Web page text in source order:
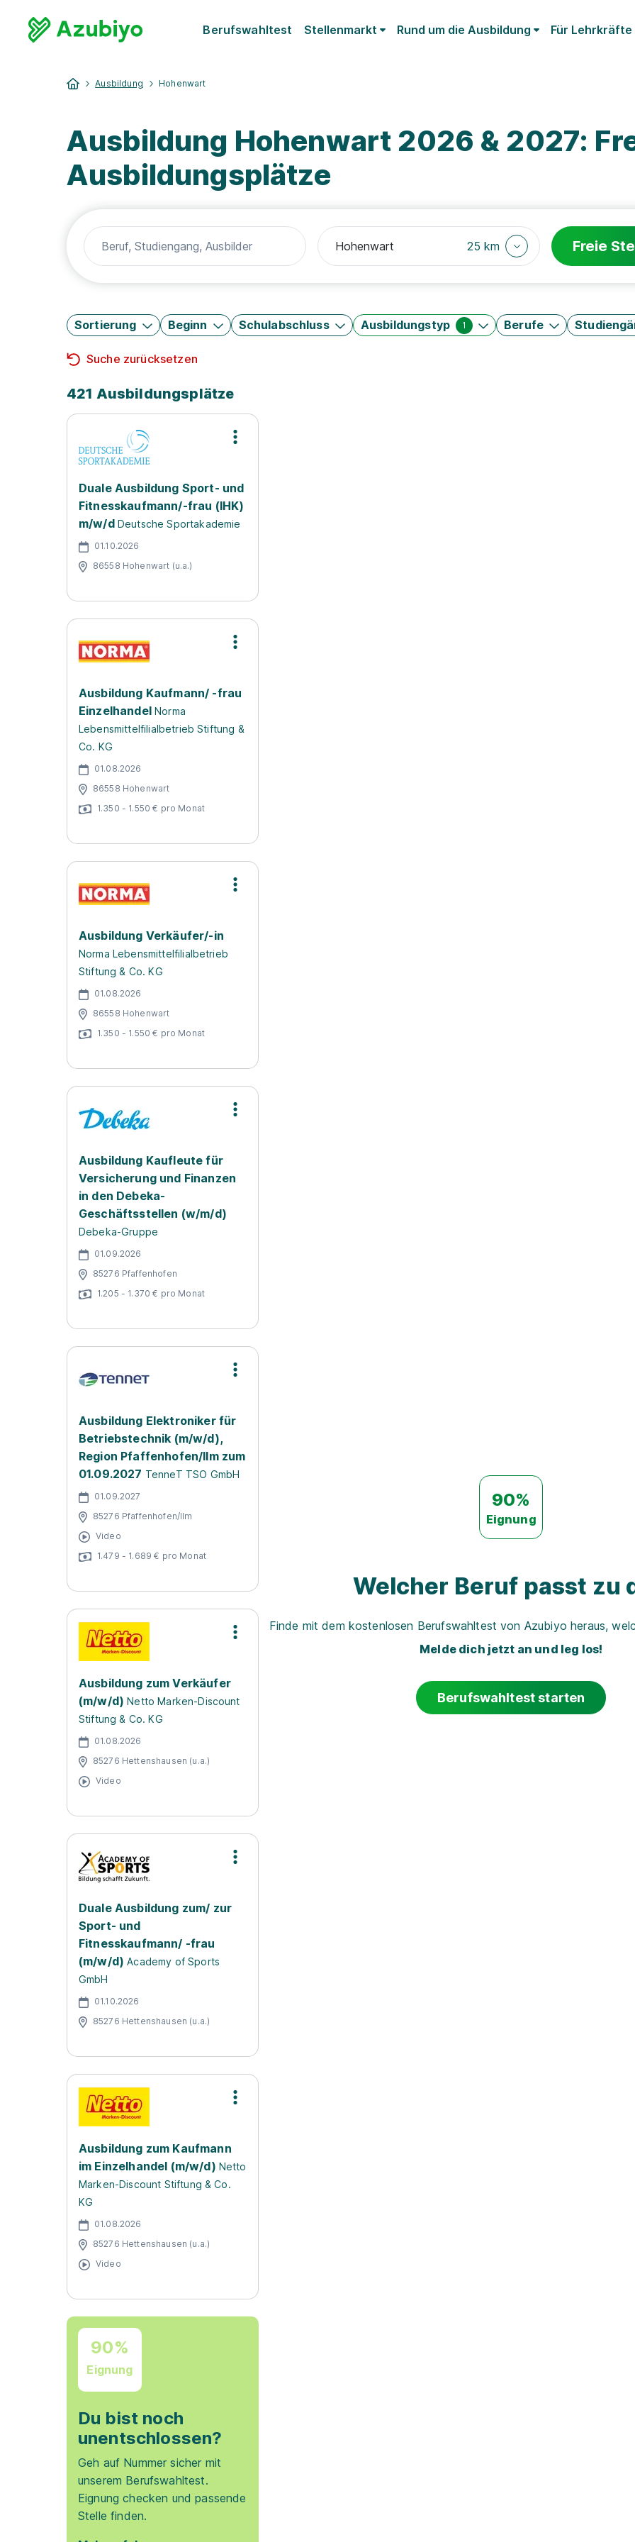
Berufswahltest Stellenmarkt Rund um die Ausbildung Für Lehrkräfte
Ausbildung Hohenwart
Ausbildung Hohenwart 2026 & 2027:
Ausbildungsplätze
25 km Freie
Sortierung Beginn Schulabschluss Ausbildungstyp 1 Berufe
Suche zurücksetzen
421 Ausbildungsplätze
Duale Ausbildung Sport- und
Fitnesskaufmann/-frau (IHK)
m/w/d Deutsche Sportakademie
01.10.2026
86558 Hohenwart (u.a.)
Ausbildung Kaufmann/ -frau
Einzelhandel Norma
Lebensmittelfilialbetrieb Stiftung &
Co. KG
01.08.2026
86558 Hohenwart
1.350 - 1.550 € pro Monat
Ausbildung Verkäufer/-in
Norma Lebensmittelfilialbetrieb
Stiftung & Co. KG
01.08.2026
86558 Hohenwart
1.350 - 1.550 € pro Monat
Ausbildung Kaufleute für
Versicherung und Finanzen
in den Debeka-
Geschäftsstellen (w/m/d)
Debeka-Gruppe
01.09.2026
85276 Pfaffenhofen
1.205 - 1.370 € pro Monat
Ausbildung Elektroniker für
Betriebstechnik (m/w/d),
Region Pfaffenhofen/Ilm zum
01.09.2027 TenneT TSO GmbH
01.09.2027
85276 Pfaffenhofen/Ilm
Video
1.479 - 1.689 € pro Monat
Ausbildung zum Verkäufer
(m/w/d) Netto Marken-Discount
Stiftung & Co. KG
01.08.2026
85276 Hettenshausen (u.a.)
Video
Duale Ausbildung zum/ zur
Sport- und
Fitnesskaufmann/ -frau
(m/w/d) Academy of Sports
GmbH
01.10.2026
85276 Hettenshausen (u.a.)
Ausbildung zum Kaufmann
im Einzelhandel (m/w/d) Netto
Marken-Discount Stiftung & Co.
KG
01.08.2026
85276 Hettenshausen (u.a.)
Video
90%
Eignung
Du bist noch
unentschlossen?
Geh auf Nummer sicher mit
unserem Berufswahltest.
Eignung checken und passende
Stelle finden.
90%
Eignung
Welcher Beruf passt zu
Finde mit dem kostenlosen Berufswahltest von Azubiyo heraus,
Melde dich jetzt an und leg los!
Berufswahltest starten